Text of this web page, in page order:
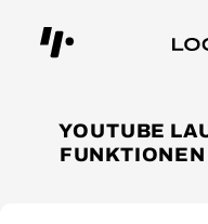
YOUTUBE